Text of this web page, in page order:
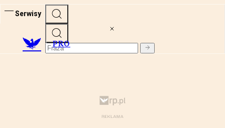
Serwisy
PRO